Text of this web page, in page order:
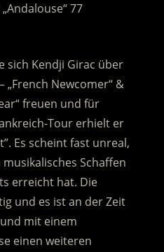
77
sich Kendji Girac über
„French Newcomer“ &
freuen und für
Tour erhielt er
Es scheint fast unreal,
Schaffen
erreicht hat. Die
und es ist an der Zeit
mit einem
einen weiteren